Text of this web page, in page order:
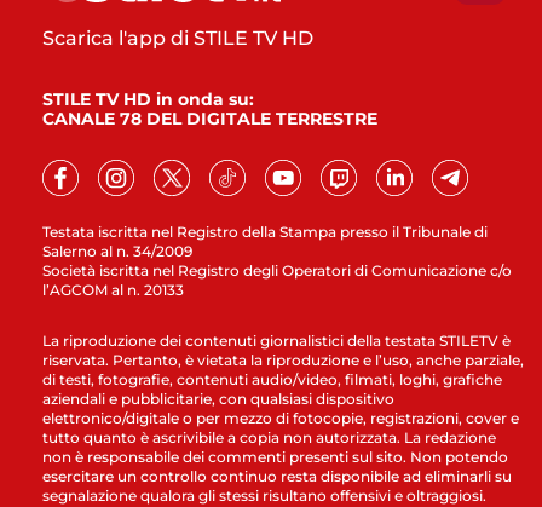
Testata iscritta nel Registro della Stampa presso il Tribunale di
Salerno al n. 34/2009
Società iscritta nel Registro degli Operatori di Comunicazione c/o
l’AGCOM al n. 20133
Scarica l'app di STILE TV HD
STILE TV HD in onda su:
CANALE 78 DEL DIGITALE TERRESTRE
La riproduzione dei contenuti giornalistici della testata STILETV è
riservata. Pertanto, è vietata la riproduzione e l’uso, anche parziale,
di testi, fotografie, contenuti audio/video, filmati, loghi, grafiche
aziendali e pubblicitarie, con qualsiasi dispositivo
elettronico/digitale o per mezzo di fotocopie, registrazioni, cover e
tutto quanto è ascrivibile a copia non autorizzata. La redazione
non è responsabile dei commenti presenti sul sito. Non potendo
esercitare un controllo continuo resta disponibile ad eliminarli su
segnalazione qualora gli stessi risultano offensivi e oltraggiosi.